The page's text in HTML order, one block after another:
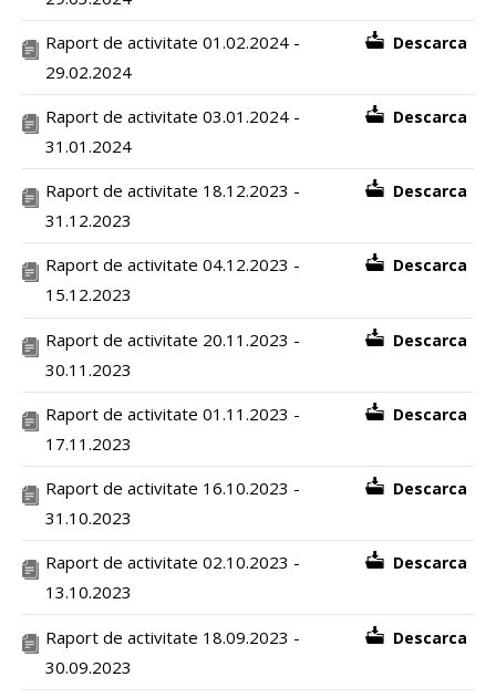
Raport de activitate 01.02.2024 -
29.02.2024
Descarca
Raport de activitate 03.01.2024 -
31.01.2024
Descarca
Raport de activitate 18.12.2023 -
31.12.2023
Descarca
Raport de activitate 04.12.2023 -
15.12.2023
Descarca
Raport de activitate 20.11.2023 -
30.11.2023
Descarca
Raport de activitate 01.11.2023 -
17.11.2023
Descarca
Raport de activitate 16.10.2023 -
31.10.2023
Descarca
Raport de activitate 02.10.2023 -
13.10.2023
Descarca
Raport de activitate 18.09.2023 -
30.09.2023
Descarca